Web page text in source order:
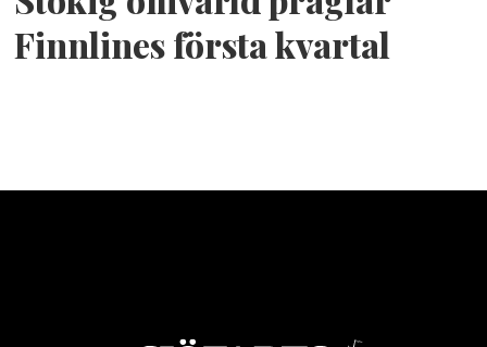
Finnlines första kvartal